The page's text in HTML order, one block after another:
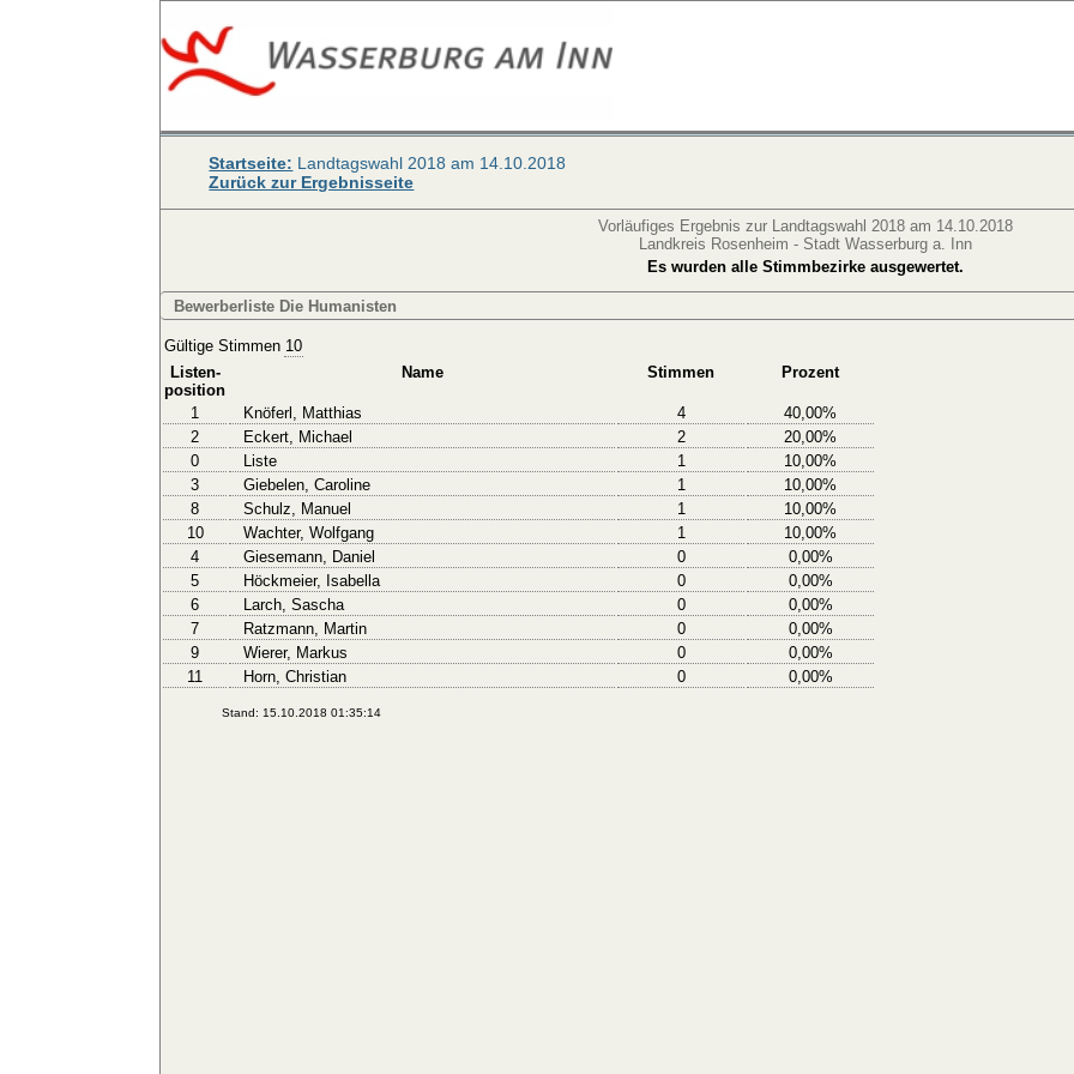
Startseite: Landtagswahl 2018 am 14.10.2018
Zurück zur Ergebnisseite
Vorläufiges Ergebnis zur Landtagswahl 2018 am 14.10.2018
Landkreis Rosenheim - Stadt Wasserburg a. Inn
Es wurden alle Stimmbezirke ausgewertet.
Bewerberliste Die Humanisten
Gültige Stimmen 10
Listen-
position
Name Stimmen Prozent
1 Knöferl, Matthias 4
40,00%
2
Eckert, Michael 2
20,00%
0
Liste 1
10,00%
3
Giebelen, Caroline 1
10,00%
8
Schulz, Manuel 1
10,00%
10
Wachter, Wolfgang 1
10,00%
4
Giesemann, Daniel 0
0,00%
5
Höckmeier, Isabella 0
0,00%
6
Larch, Sascha 0
0,00%
7
Ratzmann, Martin 0
0,00%
9
Wierer, Markus 0
0,00%
11
Horn, Christian 0 0,00%
Stand: 15.10.2018 01:35:14